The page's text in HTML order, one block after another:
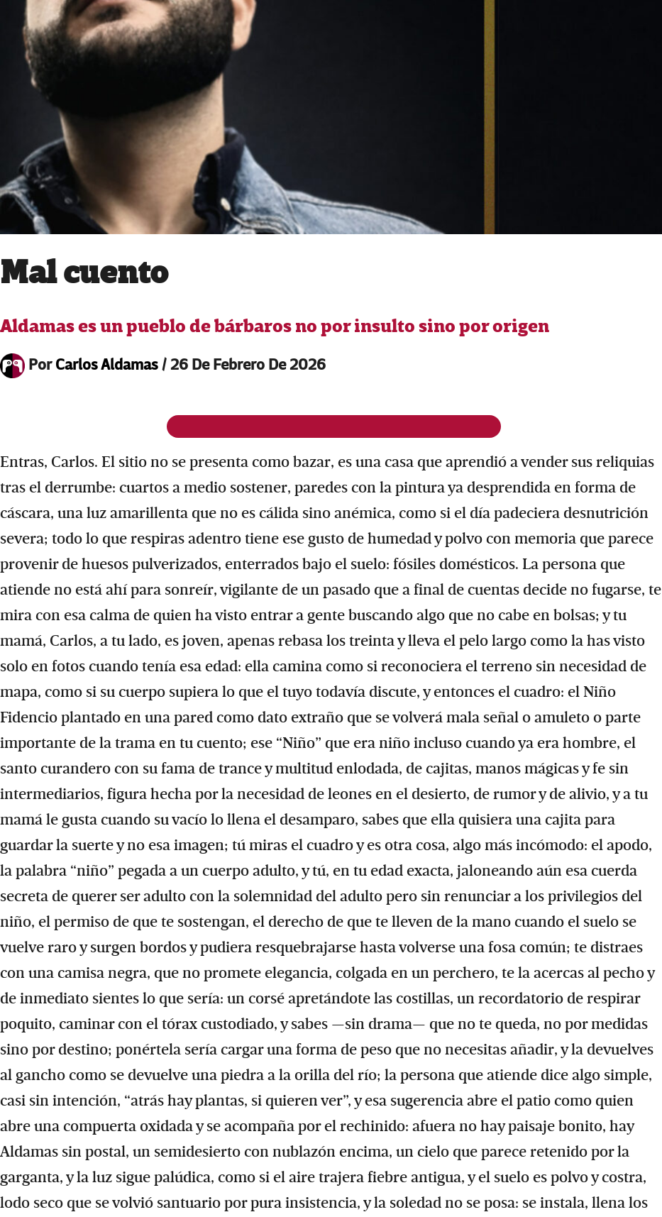
Mal cuento
Aldamas es un pueblo de bárbaros no por insulto sino por origen
PorCarlos Aldamas/ 26 De Febrero De 2026
Entras, Carlos. El sitio no se presenta como bazar, es una casa que aprendió a vender sus reliquias
tras el derrumbe: cuartos a medio sostener, paredes con la pintura ya desprendida en forma de
cáscara, una luz amarillenta que no es cálida sino anémica, como si el día padeciera desnutrición
severa; todo lo que respiras adentro tiene ese gusto de humedad y polvo con memoria que parece
provenir de huesos pulverizados, enterrados bajo el suelo: fósiles domésticos. La persona que
atiende no está ahí para sonreír, vigilante de un pasado que a final de cuentas decide no fugarse, te
mira con esa calma de quien ha visto entrar a gente buscando algo que no cabe en bolsas; y tu
mamá, Carlos, a tu lado, es joven, apenas rebasa los treinta y lleva el pelo largo como la has visto
solo en fotos cuando tenía esa edad: ella camina como si reconociera el terreno sin necesidad de
mapa, como si su cuerpo supiera lo que el tuyo todavía discute, y entonces el cuadro: el Niño
Fidencio plantado en una pared como dato extraño que se volverá mala señal o amuleto o parte
importante de la trama en tu cuento; ese “Niño” que era niño incluso cuando ya era hombre, el
santo curandero con su fama de trance y multitud enlodada, de cajitas, manos mágicas y fe sin
intermediarios, figura hecha por la necesidad de leones en el desierto, de rumor y de alivio, y a tu
mamá le gusta cuando su vacío lo llena el desamparo, sabes que ella quisiera una cajita para
guardar la suerte y no esa imagen; tú miras el cuadro y es otra cosa, algo más incómodo: el apodo,
la palabra “niño” pegada a un cuerpo adulto, y tú, en tu edad exacta, jaloneando aún esa cuerda
secreta de querer ser adulto con la solemnidad del adulto pero sin renunciar a los privilegios del
niño, el permiso de que te sostengan, el derecho de que te lleven de la mano cuando el suelo se
vuelve raro y surgen bordos y pudiera resquebrajarse hasta volverse una fosa común; te distraes
con una camisa negra, que no promete elegancia, colgada en un perchero, te la acercas al pecho y
de inmediato sientes lo que sería: un corsé apretándote las costillas, un recordatorio de respirar
poquito, caminar con el tórax custodiado, y sabes —sin drama— que no te queda, no por medidas
sino por destino; ponértela sería cargar una forma de peso que no necesitas añadir, y la devuelves
al gancho como se devuelve una piedra a la orilla del río; la persona que atiende dice algo simple,
casi sin intención, “atrás hay plantas, si quieren ver”, y esa sugerencia abre el patio como quien
abre una compuerta oxidada y se acompaña por el rechinido: afuera no hay paisaje bonito, hay
Aldamas sin postal, un semidesierto con nublazón encima, un cielo que parece retenido por la
garganta, y la luz sigue palúdica, como si el aire trajera fiebre antigua, y el suelo es polvo y costra,
lodo seco que se volvió santuario por pura insistencia, y la soledad no se posa: se instala, llena los